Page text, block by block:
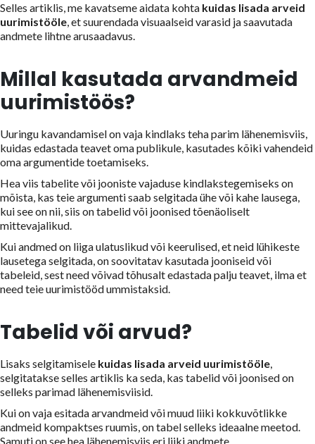
Selles artiklis, me kavatseme aidata kohta kuidas lisada arveid
uurimistööle, et suurendada visuaalseid varasid ja saavutada
andmete lihtne arusaadavus.
Millal kasutada arvandmeid
uurimistöös?
Uuringu kavandamisel on vaja kindlaks teha parim lähenemisviis,
kuidas edastada teavet oma publikule, kasutades kõiki vahendeid
oma argumentide toetamiseks.
Hea viis tabelite või jooniste vajaduse kindlakstegemiseks on
mõista, kas teie argumenti saab selgitada ühe või kahe lausega,
kui see on nii, siis on tabelid või joonised tõenäoliselt
mittevajalikud.
Kui andmed on liiga ulatuslikud või keerulised, et neid lühikeste
lausetega selgitada, on soovitatav kasutada jooniseid või
tabeleid, sest need võivad tõhusalt edastada palju teavet, ilma et
need teie uurimistööd ummistaksid.
Tabelid või arvud?
Lisaks selgitamisele kuidas lisada arveid uurimistööle,
selgitatakse selles artiklis ka seda, kas tabelid või joonised on
selleks parimad lähenemisviisid.
Kui on vaja esitada arvandmeid või muud liiki kokkuvõtlikke
andmeid kompaktses ruumis, on tabel selleks ideaalne meetod.
Samuti on see hea lähenemisviis eri liiki andmete